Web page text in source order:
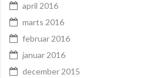
april 2016
marts 2016
februar 2016
januar 2016
december 2015